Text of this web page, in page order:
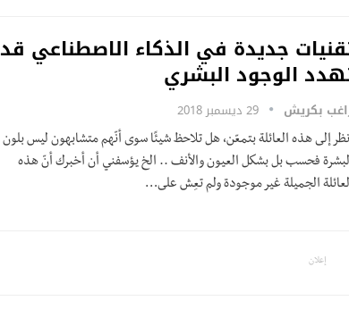
جديدة في الذكاء الاصطناعي قد
الوجود البشري
بكريش 29 ديسمبر 2018
إلى هذه العائلة بتمعّن، هل تلاحظ شيئًا سوى أنّهم متشابهون ليس بلون
فحسب بل بشكل العيون والأنف .. الخ يؤسفني أن أخبرك أنّ هذه
الجميلة غير موجودة ولم تعِش على…
إعلان